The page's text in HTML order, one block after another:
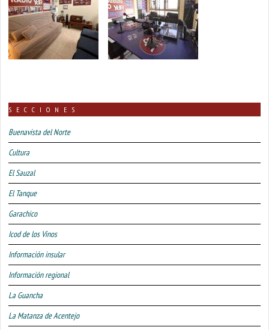
SECCIONES
Buenavista del Norte
Cultura
El Sauzal
El Tanque
Garachico
Icod de los Vinos
Información insular
Información regional
La Guancha
La Matanza de Acentejo